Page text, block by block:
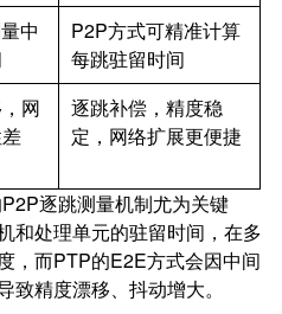
中
P2P方式可精准计算
每跳驻留时间
网
逐跳补偿，精度稳
定，网络扩展更便捷
逐跳测量机制尤为关键
处理单元的驻留时间，在多
，而PTP的E2E方式会因中间
精度漂移、抖动增大。